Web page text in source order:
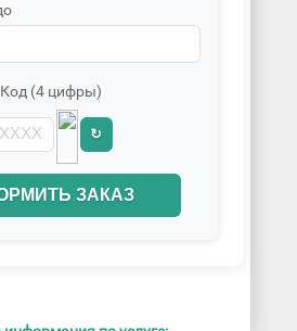
Код (4 цифры)
↻
ЗАКАЗ